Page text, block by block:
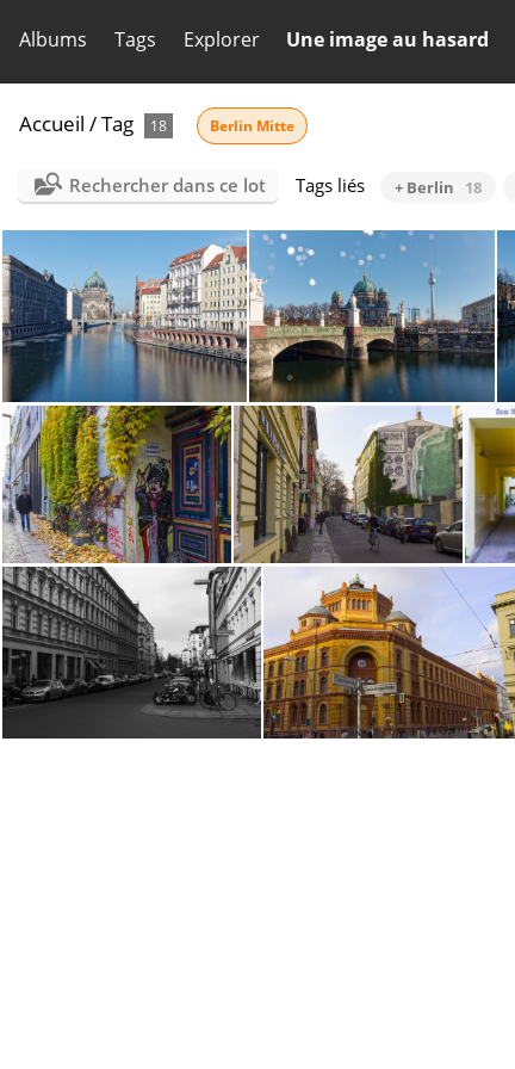
Albums Tags Explorer Une image au hasard
Accueil /Tag 18 Berlin Mitte
Rechercher dans ce lot Tags liés + Berlin 18
Berlin Mitte 4132 Berlin Mitte 4116
Automn in Berlin Mitte (31) Automn in Berlin Mitte (29)